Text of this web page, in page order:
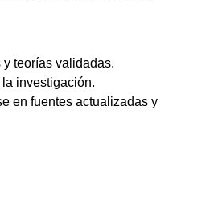
teorías validadas.
investigación.
en fuentes actualizadas y